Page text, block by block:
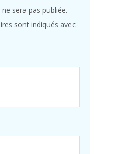
sera pas publiée.
sont indiqués avec